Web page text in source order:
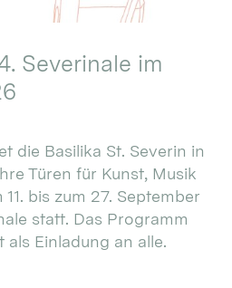
Severinale im
die Basilika St. Severin in
Türen für Kunst, Musik
bis zum 27. September
statt. Das Programm
Einladung an alle.